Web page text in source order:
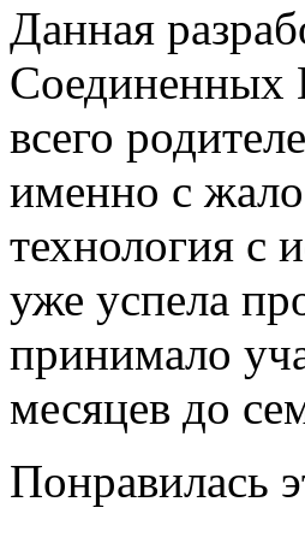
Данная
Соединенных
всего
именно с
технология с
уже успела
принимало
месяцев до
Понравилась